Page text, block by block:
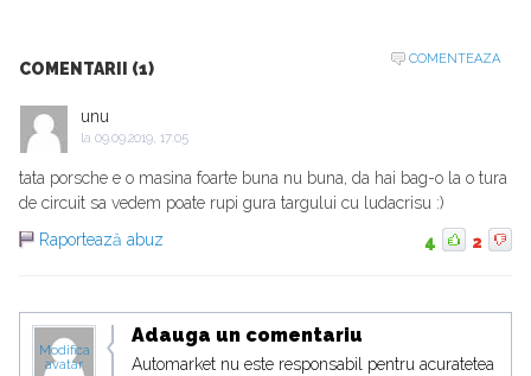
COMENTARII (1)
COMENTEAZA
unu
la 09.09.2019, 17:05
tata porsche e o masina foarte buna nu buna, da hai bag-o la o tura
de circuit sa vedem poate rupi gura targului cu ludacrisu :)
Raportează abuz
4 2
Modifica
avatar
Adauga un comentariu
Automarket nu este responsabil pentru acuratetea